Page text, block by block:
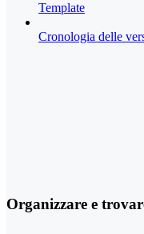
Template
Cronologia delle
Organizzare e